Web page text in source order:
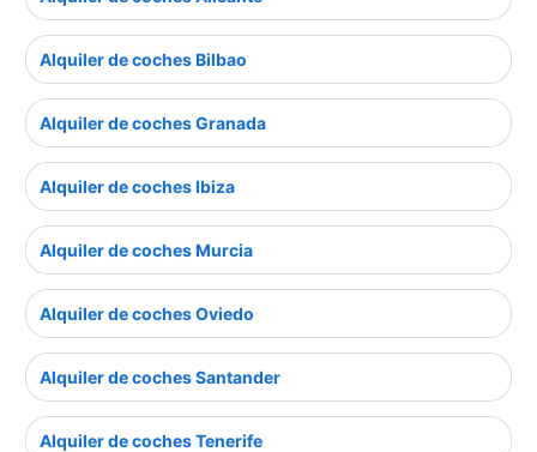
Alquiler de coches Bilbao
Alquiler de coches Granada
Alquiler de coches Ibiza
Alquiler de coches Murcia
Alquiler de coches Oviedo
Alquiler de coches Santander
Alquiler de coches Tenerife